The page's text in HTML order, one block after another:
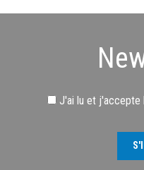
J'ai lu et j'accepte